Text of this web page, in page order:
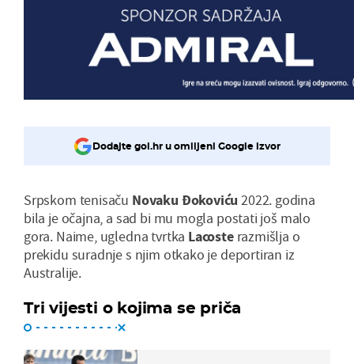
Dodajte gol.hr u omiljeni Google izvor
Srpskom tenisaču Novaku Đokoviću 2022. godina
bila je očajna, a sad bi mu mogla postati još malo
gora. Naime, ugledna tvrtka Lacosterazmišlja o
prekidu suradnje s njim otkako je deportiran iz
Australije.
Tri vijesti o kojima se priča